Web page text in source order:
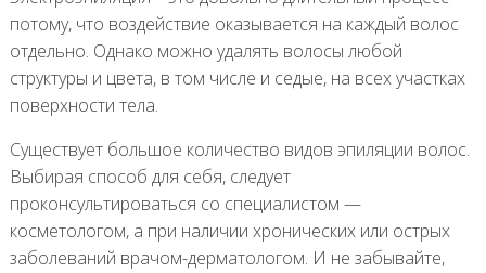
потому, что воздействие оказывается на каждый волос
отдельно. Однако можно удалять волосы любой
структуры и цвета, в том числе и седые, на всех участках
поверхности тела.
Существует большое количество видов эпиляции волос.
Выбирая способ для себя, следует
проконсультироваться со специалистом —
косметологом, а при наличии хронических или острых
заболеваний врачом-дерматологом. И не забывайте,